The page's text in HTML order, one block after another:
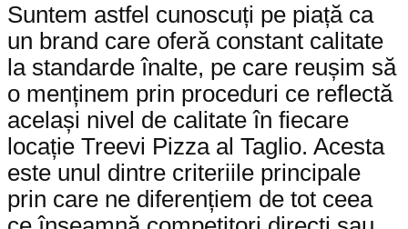
Suntem astfel cunoscuți pe piață ca
un brand care oferă constant calitate
la standarde înalte, pe care reușim să
o menținem prin proceduri ce reflectă
același nivel de calitate în fiecare
locație Treevi Pizza al Taglio. Acesta
este unul dintre criteriile principale
prin care ne diferențiem de tot ceea